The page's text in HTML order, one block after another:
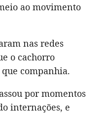
ao movimento
nas redes
o cachorro
companhia.
por momentos
internações, e